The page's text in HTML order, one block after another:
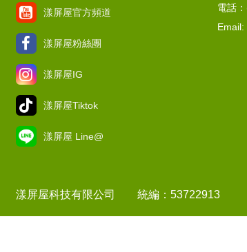
漾屏屋官方頻道
漾屏屋粉絲團
漾屏屋IG
漾屏屋Tiktok
漾屏屋 Line@
電話
漾屏屋科技有限公司 統編：53722913